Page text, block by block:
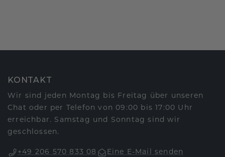
KONTAKT
Wir sind jeden Montag bis Freitag über unseren
Chat oder per Telefon von 09:00 bis 17:00 Uhr
erreichbar. Samstag und Sonntag sind wir
geschlossen.
+49 206 570 833 08
Eine E-Mail senden